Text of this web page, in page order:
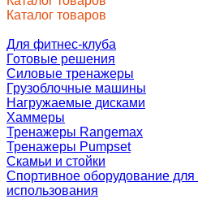
Каталог товаров
Для фитнес-клуба
Готовые решения
Силовые тренажеры
Грузоблочные машины
Нагружаемые дисками
Хаммеры
Тренажеры Rangemax
Тренажеры Pumpset
Скамьи и стойки
Спортивное оборудование для
использования